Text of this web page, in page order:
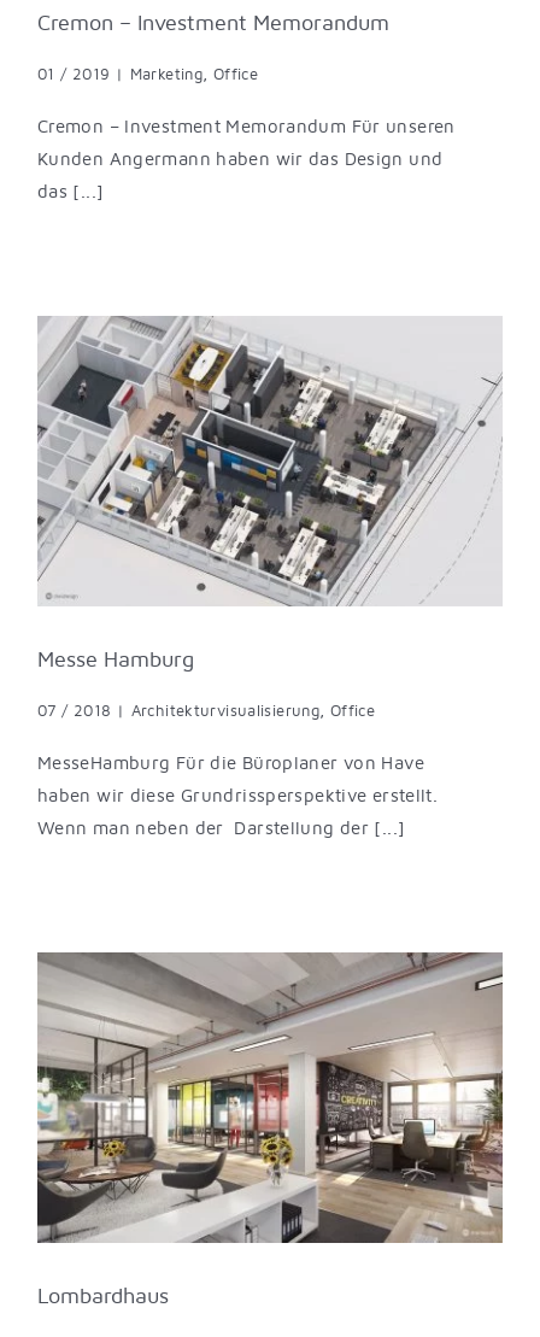
Cremon – Investment Memorandum
01 / 2019 | Marketing, Office
Cremon – Investment Memorandum Für unseren
Kunden Angermann haben wir das Design und
das [...]
Messe Hamburg
07 / 2018 | Architekturvisualisierung, Office
MesseHamburg Für die Büroplaner von Have
haben wir diese Grundrissperspektive erstellt.
Wenn man neben der Darstellung der [...]
Lombardhaus